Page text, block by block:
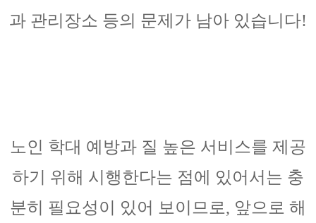
과 관리장소 등의 문제가 남아 있습니다!
노인 학대 예방과 질 높은 서비스를 제공
하기 위해 시행한다는 점에 있어서는 충
분히 필요성이 있어 보이므로, 앞으로 해